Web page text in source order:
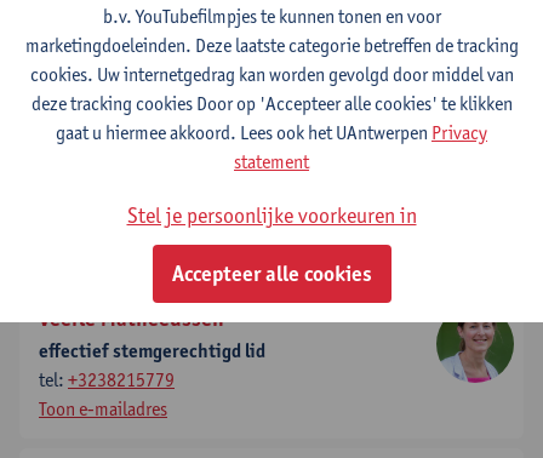
effectief stemgerechtigd lid
tel: +3232655441
Toon e-mailadres
+3232655441
Toon e-mailadres
Veerle Matheeussen
effectief stemgerechtigd lid
tel: +3238215779
Toon e-mailadres
b.v. YouTubefilmpjes te kunnen tonen en voor
marketingdoeleinden. Deze laatste categorie betreffen de tracking
cookies. Uw internetgedrag kan worden gevolgd door middel van
deze tracking cookies Door op 'Accepteer alle cookies' te klikken
gaat u hiermee akkoord. Lees ook het UAntwerpen Privacy
statement
Stel je persoonlijke voorkeuren in
Accepteer alle cookies